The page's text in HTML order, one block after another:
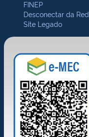
FINEP
Desconectar da
Site Legado